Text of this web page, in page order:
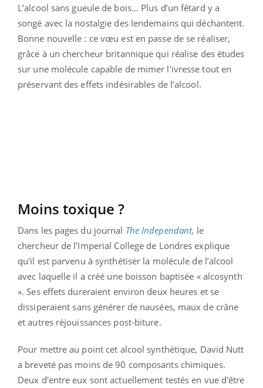
L’alcool sans gueule de bois… Plus d’un fêtard y a
songé avec la nostalgie des lendemains qui déchantent.
Bonne nouvelle : ce vœu est en passe de se réaliser,
grâce à un chercheur britannique qui réalise des études
sur une molécule capable de mimer l’ivresse tout en
préservant des effets indésirables de l’alcool.
Moins toxique ?
Dans les pages du journal The Independant, le
chercheur de l’Imperial College de Londres explique
qu'il est parvenu à synthétiser la molécule de l’alcool
avec laquelle il a créé une boisson baptisée « alcosynth
». Ses effets dureraient environ deux heures et se
dissiperaient sans générer de nausées, maux de crâne
et autres réjouissances post-biture.
Pour mettre au point cet alcool synthétique, David Nutt
a breveté pas moins de 90 composants chimiques.
Deux d'entre eux sont actuellement testés en vue d'être